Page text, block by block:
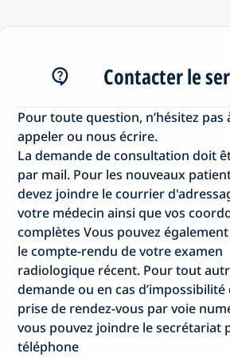
Contacter le
Pour toute question, n’hésitez pas
appeler ou nous écrire.
La demande de consultation doit
par mail. Pour les nouveaux
devez joindre le courrier
votre médecin ainsi que vos
complètes Vous pouvez
le compte-rendu de votre examen
radiologique récent. Pour tout
demande ou en cas
prise de rendez-vous par voie
vous pouvez joindre le secrétariat
téléphone